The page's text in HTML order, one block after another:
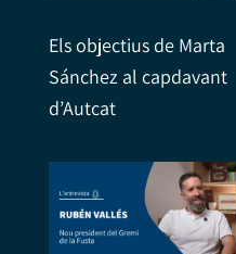
Els objectius de Marta
Sánchez al capdavant
d’Autcat